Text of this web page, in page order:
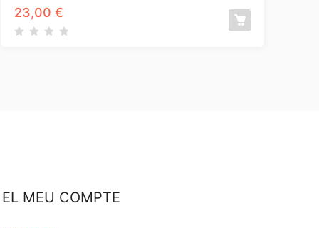
23,00 €
EL MEU COMPTE